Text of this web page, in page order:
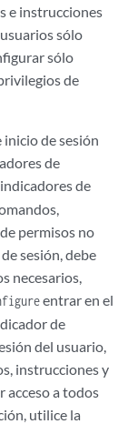
e instrucciones
sólo
sólo
de
inicio de sesión
de
de
permisos no
sesión, debe
necesarios,
entrar en el
de
del usuario,
instrucciones y
acceso a todos
utilice la